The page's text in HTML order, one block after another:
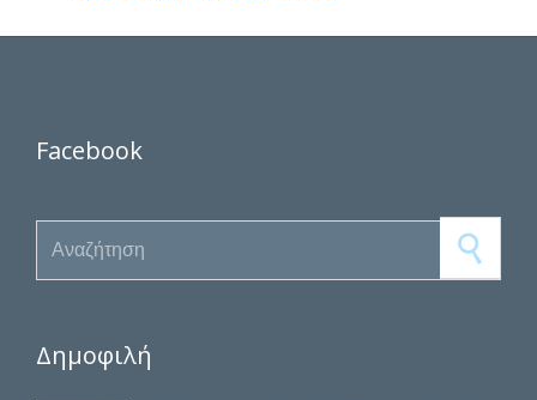
Facebook
Search for:
Δημοφιλή